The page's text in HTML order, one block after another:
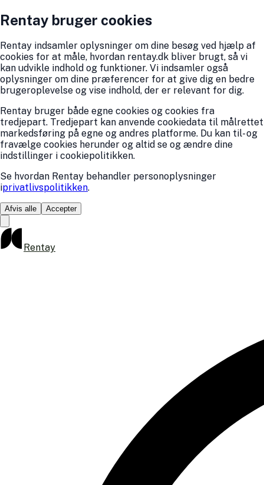
Rentay bruger cookies
Rentay indsamler oplysninger om dine besøg ved hjælp af
cookies for at måle, hvordan rentay.dk bliver brugt, så vi
kan udvikle indhold og funktioner. Vi indsamler også
oplysninger om dine præferencer for at give dig en bedre
brugeroplevelse og vise indhold, der er relevant for dig.
Rentay bruger både egne cookies og cookies fra
tredjepart. Tredjepart kan anvende cookiedata til målrettet
markedsføring på egne og andres platforme. Du kan til- og
fravælge cookies herunder og altid se og ændre dine
indstillinger i cookiepolitikken.
Se hvordan Rentay behandler personoplysninger
iprivatlivspolitikken.
Afvis alle Accepter
Rentay